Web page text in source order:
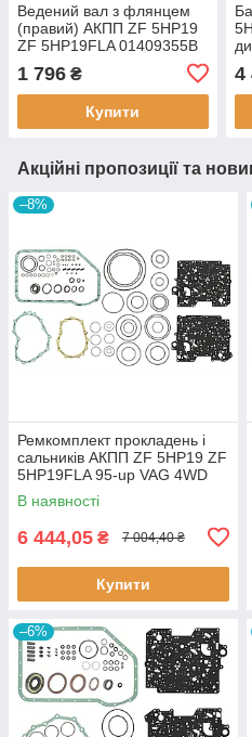
Ведений вал з флянцем
(правий) АКПП ZF 5HP19
ZF 5HP19FLA 01409355B
1 796 ₴
Купити
4
Акційні пропозиції та
–8%
Ремкомплект прокладень і
сальників АКПП ZF 5HP19 ZF
5HP19FLA 95-up VAG 4WD
1060298032
В наявності
6 444,05 ₴ 7 004,40 ₴
Купити
–6%